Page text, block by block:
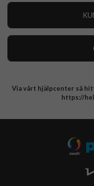
Integritetspolicy
Via vårt hjälpcenter så
https://